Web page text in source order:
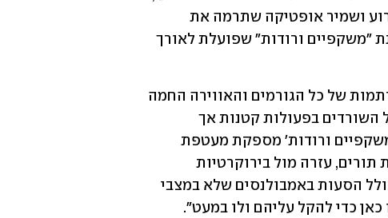
כאן כדי להקל עליהם ולו במעט".